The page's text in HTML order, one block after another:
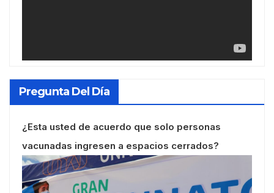
Pregunta Del Día
¿Esta usted de acuerdo que solo personas
vacunadas ingresen a espacios cerrados?